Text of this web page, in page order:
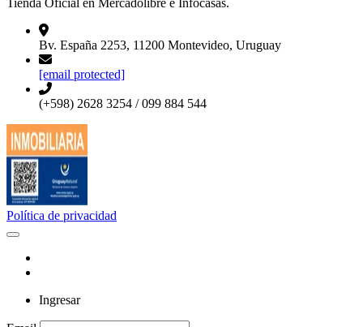
Bv. España 2253, 11200 Montevideo, Uruguay
[email protected]
(+598) 2628 3254 / 099 884 544
Política de privacidad
Ingresar